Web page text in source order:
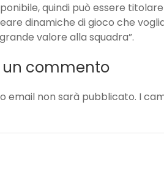
quindi può essere
dinamiche di gioco che
valore alla squadra”.
un commento
email non sarà pubblicato. I